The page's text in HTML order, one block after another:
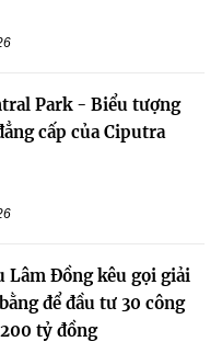
Park - Biểu tượng
cấp của Ciputra
Lâm Đồng kêu gọi giải
để đầu tư 30 công
tỷ đồng